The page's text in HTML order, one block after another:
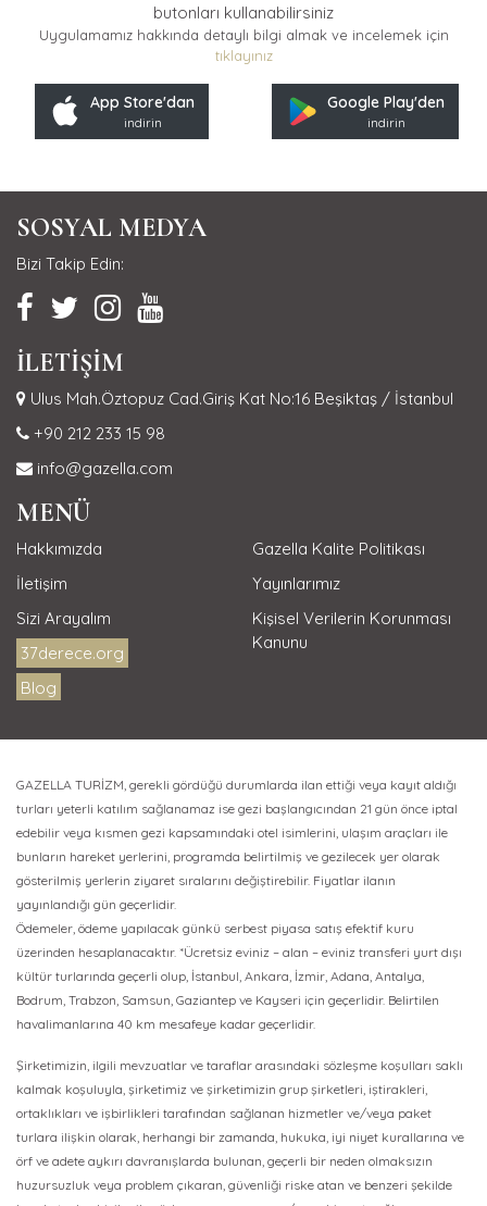
butonları kullanabilirsiniz
Uygulamamız hakkında detaylı bilgi almak ve incelemek için
tıklayınız
App Store'dan
indirin
Google Play'den
indirin
SOSYAL MEDYA
Bizi Takip Edin:
İLETİŞİM
Ulus Mah.Öztopuz Cad.Giriş Kat No:16 Beşiktaş / İstanbul
+90 212 233 15 98
info@gazella.com
MENÜ
Hakkımızda
İletişim
Sizi Arayalım
37derece.org
Blog
Gazella Kalite Politikası
Yayınlarımız
Kişisel Verilerin Korunması
Kanunu
GAZELLA TURİZM, gerekli gördüğü durumlarda ilan ettiği veya kayıt aldığı
turları yeterli katılım sağlanamaz ise gezi başlangıcından 21 gün önce iptal
edebilir veya kısmen gezi kapsamındaki otel isimlerini, ulaşım araçları ile
bunların hareket yerlerini, programda belirtilmiş ve gezilecek yer olarak
gösterilmiş yerlerin ziyaret sıralarını değiştirebilir. Fiyatlar ilanın
yayınlandığı gün geçerlidir.
Ödemeler, ödeme yapılacak günkü serbest piyasa satış efektif kuru
üzerinden hesaplanacaktır. *Ücretsiz eviniz – alan – eviniz transferi yurt dışı
kültür turlarında geçerli olup, İstanbul, Ankara, İzmir, Adana, Antalya,
Bodrum, Trabzon, Samsun, Gaziantep ve Kayseri için geçerlidir. Belirtilen
havalimanlarına 40 km mesafeye kadar geçerlidir.
Şirketimizin, ilgili mevzuatlar ve taraflar arasındaki sözleşme koşulları saklı
kalmak koşuluyla, şirketimiz ve şirketimizin grup şirketleri, iştirakleri,
ortaklıkları ve işbirlikleri tarafından sağlanan hizmetler ve/veya paket
turlara ilişkin olarak, herhangi bir zamanda, hukuka, iyi niyet kurallarına ve
örf ve adete aykırı davranışlarda bulunan, geçerli bir neden olmaksızın
huzursuzluk veya problem çıkaran, güvenliği riske atan ve benzeri şekilde